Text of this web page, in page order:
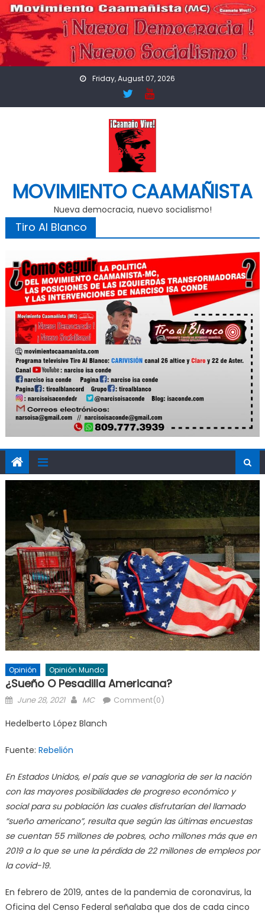
Skip
to
content
Friday, August 07, 2026
MOVIMIENTO CAAMAÑISTA
Nueva democracia, nuevo socialismo!
Tiro Al Blanco
Opinión Opinión Mundo
¿Sueño O Pesadilla Americana?
Posted
June 28, 2021 Author
MC Comment(0)
Hedelberto López Blanch
Fuente: Rebelión
En Estados Unidos, el país que se vanagloria de ser la nación
con las mayores posibilidades de progreso económico y
social para su población las cuales disfrutarían del llamado
“sueño americano”, resulta que según las últimas encuestas
se cuentan 55 millones de pobres, ocho millones más que en
2019 a lo que se une la pérdida de 22 millones de empleos por
la covid-19.
En febrero de 2019, antes de la pandemia de coronavirus, la
Oficina del Censo Federal señalaba que dos de cada cinco